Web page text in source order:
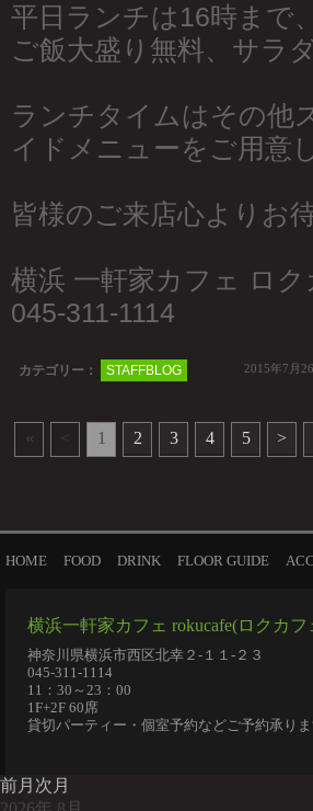
平日ランチは16時まで、
ご飯大盛り無料、サラ
ランチタイムはその他
イドメニューをご用意
皆様のご来店心よりお
横浜 一軒家カフェ ロク
045-311-1114
カテゴリー： STAFFBLOG 2015年7月
« < 1 2 3 4 5 >
HOME FOOD DRINK FLOOR GUIDE
横浜一軒家カフェ rokucafe(ロクカフ
神奈川県横浜市西区北幸２-１１-２３
045-311-1114
11：30～23：00
1F+2F 60席
貸切パーティー・個室予約などご予約承りま
前月 次月